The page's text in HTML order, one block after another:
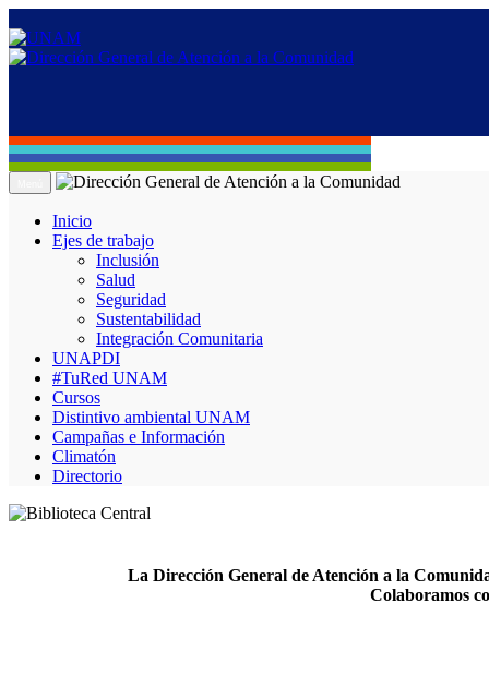
Inicio
Ejes de trabajo
Inclusión
Salud
Seguridad
Sustentabilidad
Integración Comunitaria
UNAPDI
#TuRed UNAM
Cursos
Distintivo ambiental UNAM
Campañas e Información
Climatón
Directorio
La Dirección General de Atención a la
Colaboramos